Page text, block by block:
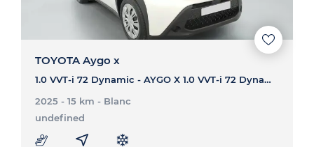
TOYOTA Aygo x
1.0 VVT-i 72 Dynamic - AYGO X 1.0 VVT-i 72 Dynamic
2025 - 15 km - Blanc
undefined